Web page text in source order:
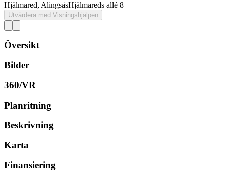
Hjälmared, AlingsåsHjälmareds allé 8
Utvärdera med Visningshjälpen
Översikt
Bilder
360/VR
Planritning
Beskrivning
Karta
Finansiering